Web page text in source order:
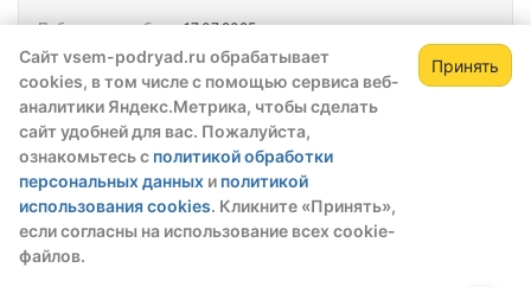
Сайт vsem-podryad.ru обрабатывает
cookies, в том числе с помощью сервиса веб-
аналитики Яндекс.Метрика, чтобы сделать
сайт удобней для вас. Пожалуйста,
ознакомьтесь с политикой обработки
персональных данных и политикой
использования cookies. Кликните «Принять»,
если согласны на использование всех cookie-
файлов.
Принять
Поставка труб и фитингов - 1
Генподрядчик (поставщик)
ООО "АКВАФИТ"
Победитель выбран:17.07.2025
Закупка
№░░07200012525000░░░
Окончательная цена
Зарегистрируйтесь,
чтобы открыть сведения о закупке
скрытые данные станут доступны после
регистрации или входа в профиль
Зарегистрироваться Войти